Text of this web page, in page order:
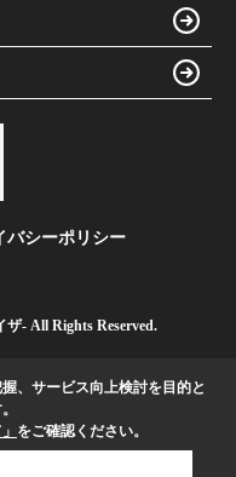
バシーポリシー
- All Rights Reserved.
、サービス向上検討を目的と
をご確認ください。